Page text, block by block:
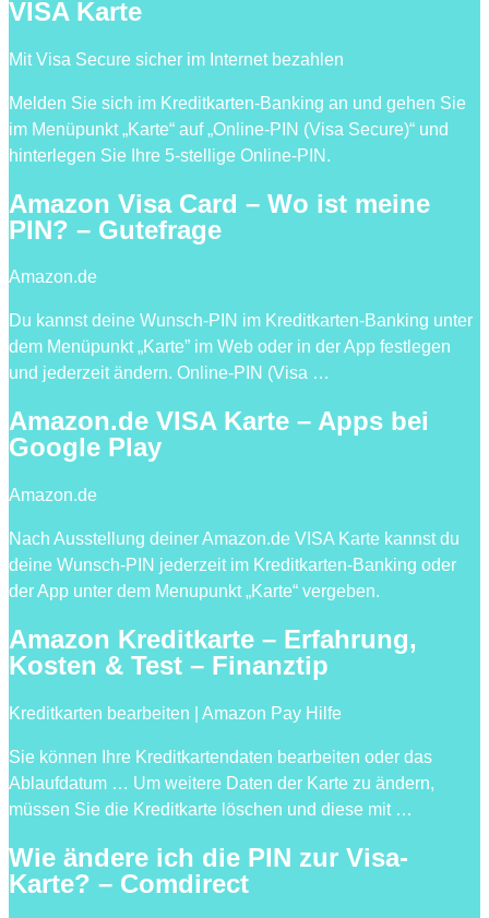
VISA Karte
Mit Visa Secure sicher im Internet bezahlen
Melden Sie sich im Kreditkarten-Banking an und gehen Sie
im Menüpunkt „Karte“ auf „Online-PIN (Visa Secure)“ und
hinterlegen Sie Ihre 5-stellige Online-PIN.
Amazon Visa Card – Wo ist meine
PIN? – Gutefrage
Amazon.de
Du kannst deine Wunsch-PIN im Kreditkarten-Banking unter
dem Menüpunkt „Karte” im Web oder in der App festlegen
und jederzeit ändern. Online-PIN (Visa …
Amazon.de VISA Karte – Apps bei
Google Play
Amazon.de
Nach Ausstellung deiner Amazon.de VISA Karte kannst du
deine Wunsch-PIN jederzeit im Kreditkarten-Banking oder
der App unter dem Menupunkt „Karte“ vergeben.
Amazon Kreditkarte – Erfahrung,
Kosten & Test – Finanztip
Kreditkarten bearbeiten | Amazon Pay Hilfe
Sie können Ihre Kreditkartendaten bearbeiten oder das
Ablaufdatum … Um weitere Daten der Karte zu ändern,
müssen Sie die Kreditkarte löschen und diese mit …
Wie ändere ich die PIN zur Visa-
Karte? – Comdirect